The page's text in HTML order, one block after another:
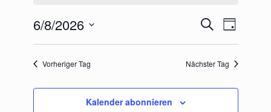
Veranstaltungen
Suche
und
Navigation
Suche
Ansichten-
Navigation
Tag
6/8/2026
Vorheriger Tag Nächster Tag
Kalender abonnieren